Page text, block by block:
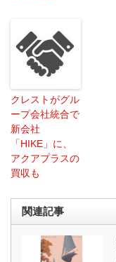
クレストがグル
ープ会社統合で
新会社
「HIKE」に、
アクアプラスの
買収も
関連記事